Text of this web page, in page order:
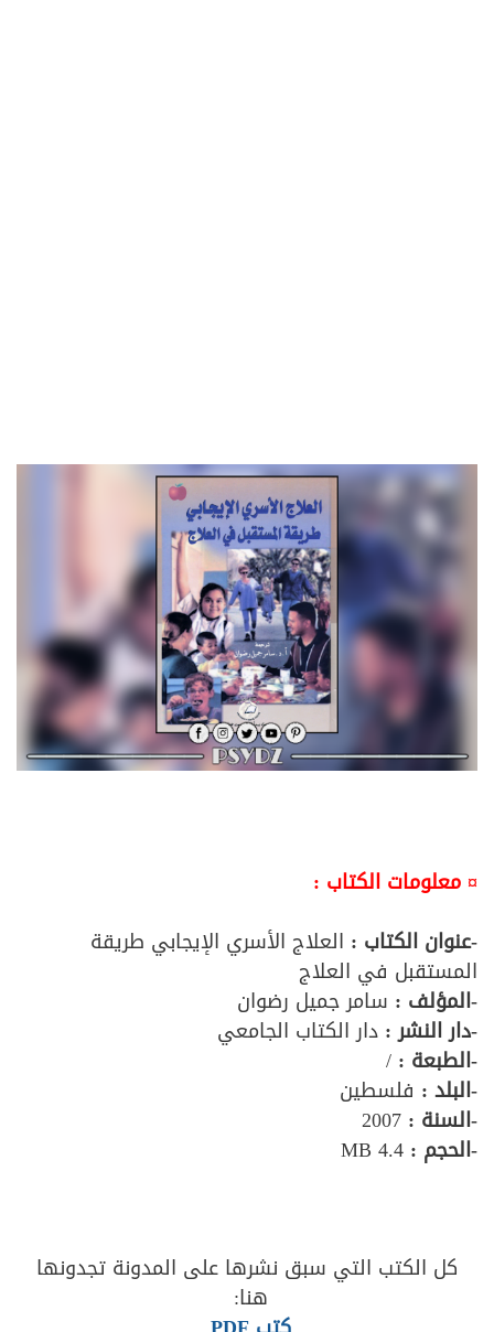
¤ معلومات الكتاب :
-عنوان الكتاب : العلاج الأسري الإيجابي طريقة
المستقبل في العلاج
-المؤلف : سامر جميل رضوان
-دار النشر : دار الكتاب الجامعي
-الطبعة : /
-البلد : فلسطين
-السنة :
-الحجم :
كل الكتب التي سبق نشرها على المدونة تجدونها
هنا: